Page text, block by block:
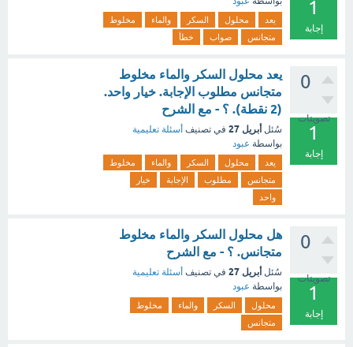
1
إجابة
يعد محلول السكر والماء
مخلوط
متجانس
صواب خطأ
0
تصويتات
1
إجابة
يعد محلول السكر والماء مخلوط
متجانس مطلوب الإجابة. خيار واحد.
(2 نقطة). ؟ - مع الشرح
سُئل أبريل 27 في تصنيف أسئلة تعليمية
بواسطة عبود
يعد محلول السكر والماء
مخلوط
متجانس
مطلوب الإجابة
خيار
واحد
0
تصويتات
1
إجابة
هل محلول السكر والماء مخلوط
متجانس. ؟ - مع الشرح
سُئل أبريل 27 في تصنيف أسئلة تعليمية
بواسطة عبود
محلول السكر والماء
مخلوط
متجانس